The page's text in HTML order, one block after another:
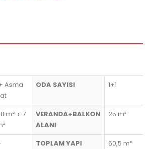
Asma
ODA SAYISI 1+1
m² + 7
VERANDA+BALKON
ALANI
25 m²
TOPLAM YAPI
60,5 m²